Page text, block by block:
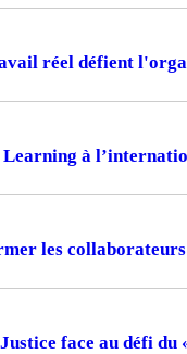
réel défient
Learning à
les
face au défi